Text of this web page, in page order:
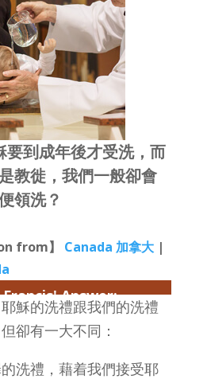
要到成年後才受洗，而
教徙，我們一般卻會
領洗？
from】 Canada 加拿大|
Francis' Answer:
穌的洗禮跟我們的洗禮
卻有一大不同：
洗禮，藉着我們接受耶